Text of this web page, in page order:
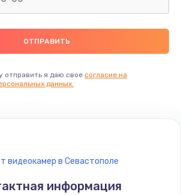
отправить я даю свое согласие на
данных.
видеокамер в Севастополе
информация